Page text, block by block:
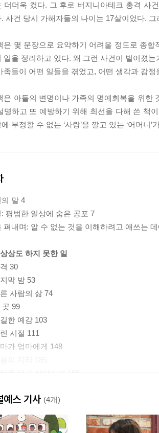
더더욱 컸다. 그 후로 버지니아테크 총격 사
. 사건 당시 가해자들의 나이는 17살이었다.
은 몇 문장으로 요약하기 어려울 정도로 종
일을 정리하고 있다. 왜 그런 사건이 벌어졌
족들이 어떤 일들을 겪었고, 어떤 생각과 감
은 아들의 변명이나 가족의 명예회복을 위한
명하고 또 예방하기 위해 최선을 다해 쓴 책
부정할 수 없는 ‘사랑’을 깔고 있는 ‘어머
의 말 4
평범한 일상에 숨은 공포 7
펴내며: 알 수 없는 것을 이해하려고 애쓰는
상도 하지 못한 일
30
막 밤 53
사람의 삶 74
곳 99
한 예감 103
시절 111
가 엄마에게 148
을 안고 살아가기 188
해를 향해
망의 깊이 248
예스 기사 (4개)